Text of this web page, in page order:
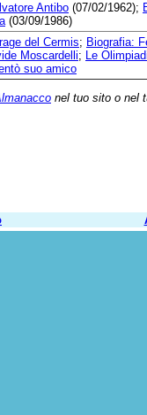
Antibo (07/02/1962);
(03/09/1986)
del Cermis; Biografia:
Moscardelli; Le
suo amico
nel tuo sito o nel